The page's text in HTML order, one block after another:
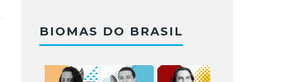
BIOMAS DO BRASIL